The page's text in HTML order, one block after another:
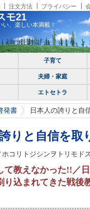
注文方法 プライバシー
モ21
、楽しい本満載！
子育て
夫婦・家庭
エトセトラ
発書 日本人の誇りと自
りと自信を取
コリトジシンヲトリモド
て教えなかった!!／
り込まれてきた戦後